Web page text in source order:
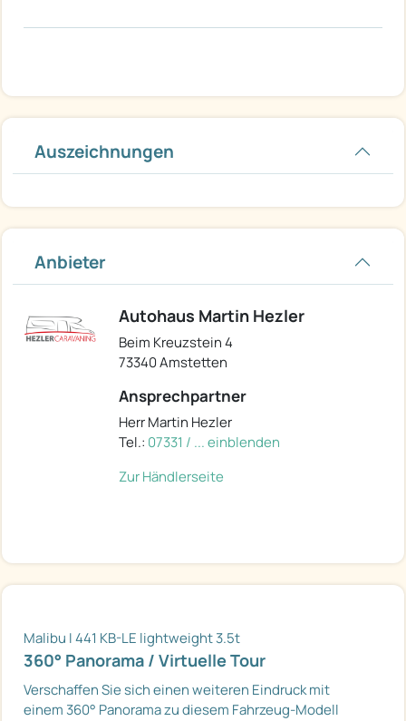
Auszeichnungen
Anbieter
Autohaus Martin Hezler
Beim Kreuzstein 4
73340 Amstetten
Ansprechpartner
Herr Martin Hezler
Tel.: 07331 / ... einblenden
Zur Händlerseite
Malibu I 441 KB-LE lightweight 3.5t
360° Panorama / Virtuelle Tour
Verschaffen Sie sich einen weiteren Eindruck mit
einem 360° Panorama zu diesem Fahrzeug-Modell